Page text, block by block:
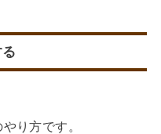
り方です。